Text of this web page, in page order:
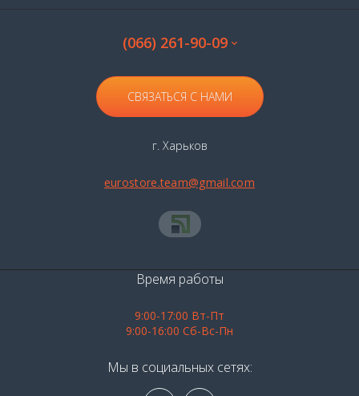
(066) 261-90-09
СВЯЗАТЬСЯ С НАМИ
г. Харьков
eurostore.team@gmail.com
Время работы
9:00-17:00 Вт-Пт
9:00-16:00 Сб-Вс-Пн
Мы в социальных сетях: